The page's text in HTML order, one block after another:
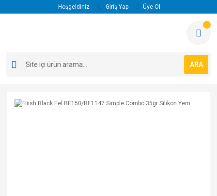
Hoşgeldiniz Giriş Yap Üye Ol
ARA